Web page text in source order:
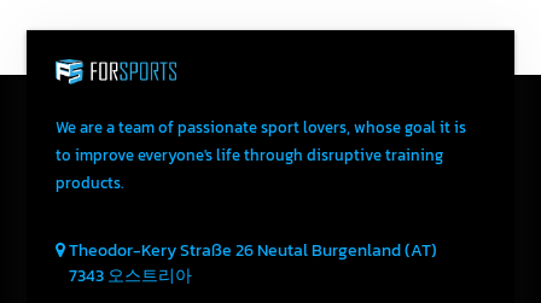
We are a team of passionate sport lovers, whose goal it is
to improve everyone's life through disruptive training
products.
Theodor-Kery Straße 26NeutalBurgenland (AT)
7343오스트리아